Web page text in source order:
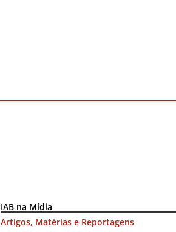
IAB na Mídia
Artigos, Matérias e Reportagens